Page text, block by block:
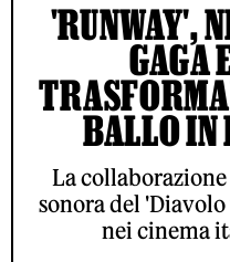
'RUNWAY',
GAGA
BALLO IN
La
sonora del
nei cinema